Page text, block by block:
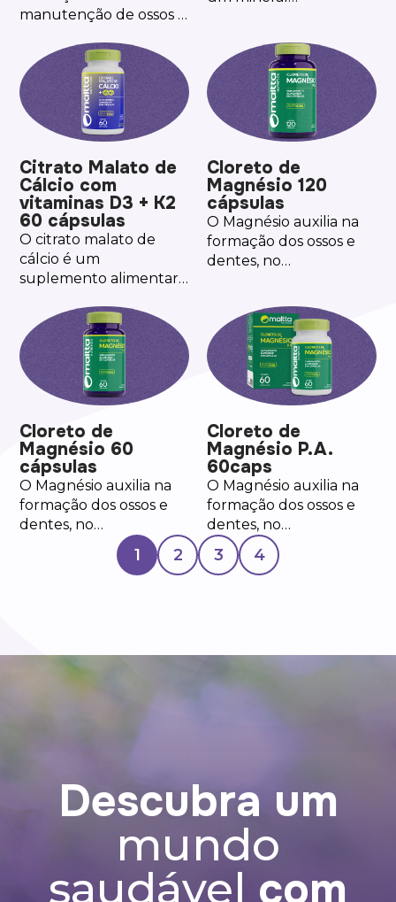
manutenção de ossos e
funcionamento
muscular e
neuromuscular.
funcionamento do
corpo humano. O cálcio
auxilia na formação e
manutenção de ossos e
dentes, no
muscular, no
metabolismo
energético, no processo
de divisão celular e na
coagulação do sangue.
Cada porção fornece,
de cálcio, totalizando
390mg de Calcio
Elementar.
Citrato Malato de
Cálcio com
vitaminas D3 + K2
60 cápsulas
O citrato malato de
cálcio é um
suplemento alimentar
formação e
manutenção de ossos e
dentes.
Cloreto de
Magnésio 120
cápsulas
O Magnésio auxilia na
formação dos ossos e
dentes, no
proteínas, carboidratos
e gorduras, no
equilíbrio de eletrólitos,
no funcionamento
muscular e
processo de divisão
celular.
Cloreto de
Magnésio 60
cápsulas
O Magnésio auxilia na
formação dos ossos e
dentes, no
energético, de
muscular e
processo de divisão
Cloreto de
Magnésio P.A.
60caps
O Magnésio auxilia na
formação dos ossos e
dentes, no
metabolismo
energético, de
muscular e
neuromuscular e no
1 2 3 4
Descubra um
mundo
saudável com